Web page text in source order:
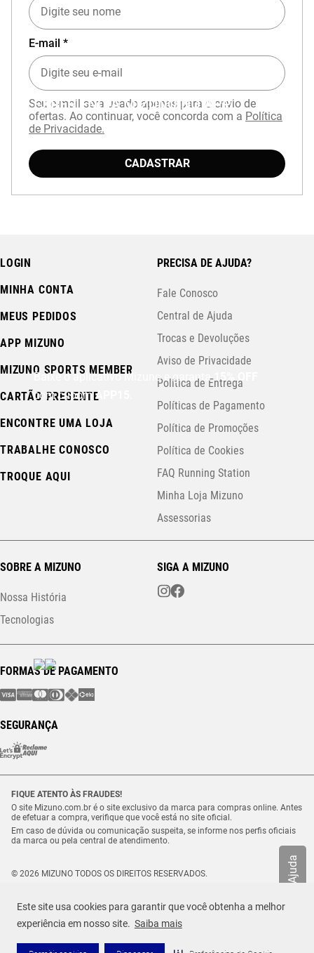
Este site usa cookies para garantir que você obtenha a melhor
experiência em nosso site. Saiba mais
Ajuda
EXPERIÊNCIA MIZUNO NO APP
Baixe o aplicativo Mizuno e garanta 15% OFF
com cupomAPP15
E-mail *
Seu e-mail será usado apenas para o envio de
ofertas. Ao continuar, você concorda com a Política
de Privacidade.
CADASTRAR
LOGIN
MINHA CONTA
MEUS PEDIDOS
APP MIZUNO
MIZUNO SPORTS MEMBER
CARTÃO PRESENTE
ENCONTRE UMA LOJA
TRABALHE CONOSCO
TROQUE AQUI
PRECISA DE AJUDA?
Fale Conosco
Central de Ajuda
Trocas e Devoluções
Aviso de Privacidade
Política de Entrega
Políticas de Pagamento
Política de Promoções
Política de Cookies
FAQ Running Station
Minha Loja Mizuno
Assessorias
SOBRE A MIZUNO
Nossa História
Tecnologias
SIGA A MIZUNO
FORMAS DE PAGAMENTO
SEGURANÇA
FIQUE ATENTO ÀS FRAUDES!
O site Mizuno.com.br é o site exclusivo da marca para compras online. Antes
de efetuar a compra, verifique que você está no site oficial.
Em caso de dúvida ou comunicação suspeita, se informe nos perfis oficiais
da marca ou pela central de atendimento.
© 2026 MIZUNO TODOS OS DIREITOS RESERVADOS.
Estrada Municipal Luiz Lopes Neto, n.º 21 – Tenentes – CEP. 37.640-000 –
Extrema/MG